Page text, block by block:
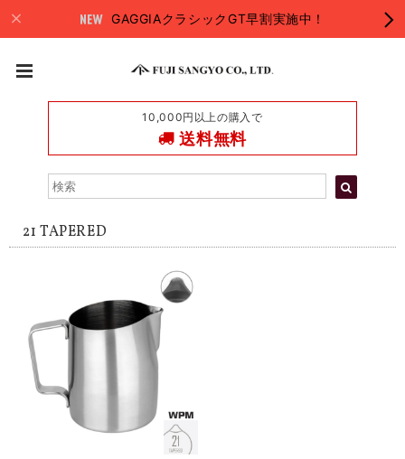
GAGGIAクラシックGT早割実施中！
10,000円以上の購入で
送料無料
21 TAPERED